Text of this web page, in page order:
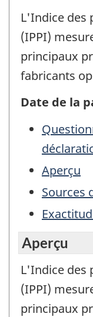
L'Indice des
(IPPI)
principaux
fabricants
Date de la
Aperçu
Sources
Aperçu
L'Indice des
(IPPI)
principaux